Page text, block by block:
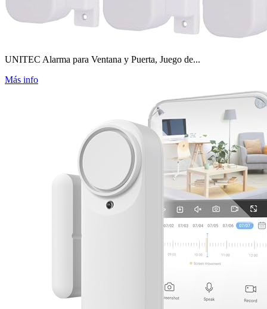
UNITEC Alarma para Ventana y Puerta, Juego de...
Más info